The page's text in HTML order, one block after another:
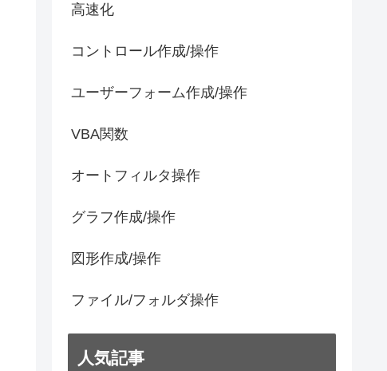
高速化
コントロール作成/操作
ユーザーフォーム作成/操作
VBA関数
オートフィルタ操作
グラフ作成/操作
図形作成/操作
ファイル/フォルダ操作
人気記事